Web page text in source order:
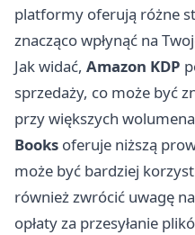
platformy oferują różne
znacząco wpłynąć na
Jak widać, Amazon KDP
sprzedaży, co może być
przy większych
Books oferuje niższą
może być bardziej
również zwrócić uwagę
opłaty za przesyłanie